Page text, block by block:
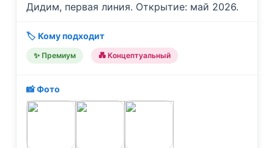
Дидим, первая линия. Открытие: май 2026.
🏷️ Кому подходит
✨ Премиум 💑 Концептуальный
📸 Фото